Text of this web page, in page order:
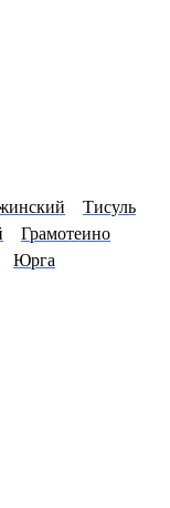
Тисуль
Грамотеино
Юрга